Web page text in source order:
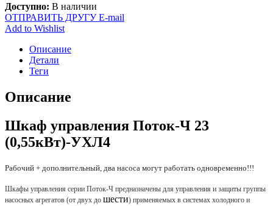
Доступно: В наличии
ОТПРАВИТЬ ДРУГУ E-mail
Add to Wishlist
Описание
Детали
Теги
Описание
Шкаф управления Поток-Ч 23
(0,55кВт)-УХЛ4
Рабочий + дополнительный, два насоса могут работать одновременно!!!
Шкафы управления серии Поток-Ч предназначены для управления и защиты группы
насосных агрегатов (от двух до шести) применяемых в системах холодного и